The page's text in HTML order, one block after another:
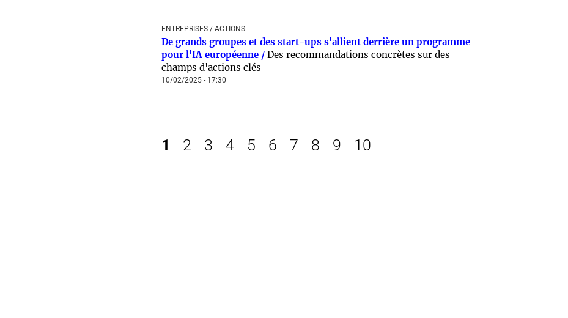
ENTREPRISES / ACTIONS
De grands groupes et des start-ups s'allient derrière un programme
pour l'IA européenne / Des recommandations concrètes sur des
champs d'actions clés
10/02/2025 - 17:30
1 2 3 4 5 6 7 8 9 10